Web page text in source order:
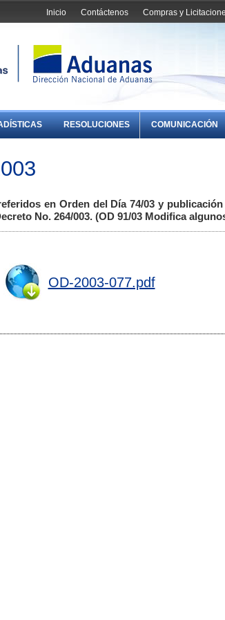
Compras y
Contáctenos
Inicio
RESOLUCIONES COMUNICACIÓN
en Orden del Día 74/03 y
No. 264/003. (OD 91/03 Modifica
OD-2003-077.pdf